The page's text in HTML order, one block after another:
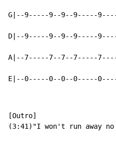
G|--9-----9--9--9-----
D|--9-----9--9--9-----
A|--7-----7--7--7-----
E|--0-----0--0--0-----
[Outro]
(3:41)"I won't run away no